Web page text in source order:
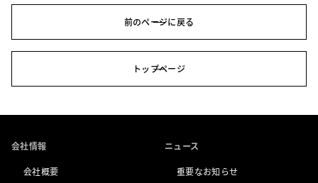
前のページに戻る
トップページ
会社情報
会社概要
ニュース
重要なお知らせ